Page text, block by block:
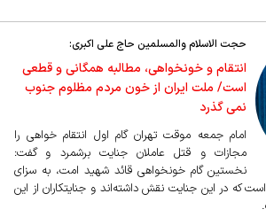
حجت الاسلام والمسلمین حاج علی اکبری:
انتقام و خونخواهی، مطالبه همگانی و قطعی
است/ ملت ایران از خون مردم مظلوم جنوب
نمی گذرد
امام جمعه موقت تهران گام اول انتقام خواهی را
مجازات و قتل عاملان جنایت برشمرد و گفت:
نخستین گام خونخواهی قائد شهید امت، به سزای
که در این جنایت نقش داشته‌اند و جنایتکاران از این